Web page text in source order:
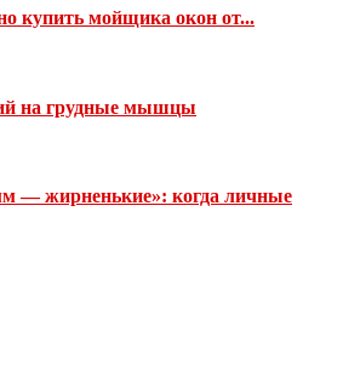
купить мойщика окон от...
на грудные мышцы
— жирненькие»: когда личные